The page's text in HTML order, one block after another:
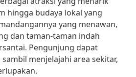
hingga budaya lokal yang
yang menawan,
dan taman-taman indah
Pengunjung dapat
menjelajahi area sekitar,